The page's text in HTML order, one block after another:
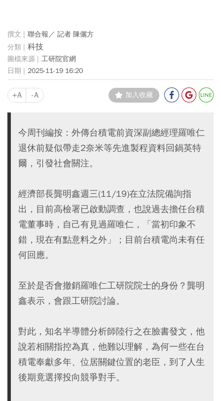
聯合報／ 記者 陳儷方
科技
工研院官網
2025-11-19 16:20
+A -A 加入收藏
今周刊編按：外傳台積電前資深副總經理羅唯仁
退休前疑似帶走2奈米等先進製程資料回鍋英特
爾，引發社會關注。
經濟部長龔明鑫週三(11/19)在立法院備詢指
出，目前高檢署已啟動調查，也說過去擔任台積
電董事時，自己有見過羅唯仁，「當初印象不
錯，現在有點意料之外」；目前台積電尚未有任
何回應。
至於是否會撤銷羅唯仁工研院院士的身份？龔明
鑫表示，會跟工研院討論。
對此，知名半導體分析師陸行之在臉書發文，他
說若相關指控為真，他難以理解，為何一些在台
積電奉獻多年、位居關鍵位置的老臣，到了人生
後期竟選擇投向競爭對手。